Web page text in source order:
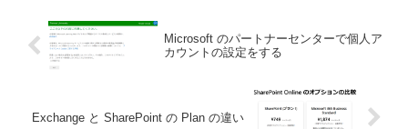
Microsoft のパートナーセンターで個人ア
カウントの設定をする
Exchange と SharePoint の Plan の違い